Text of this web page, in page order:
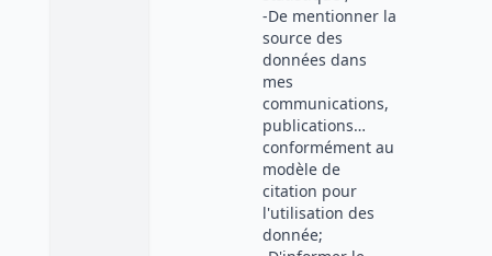
-De mentionner la
source des
données dans
mes
communications,
publications…
conformément au
modèle de
citation pour
l'utilisation des
donnée;